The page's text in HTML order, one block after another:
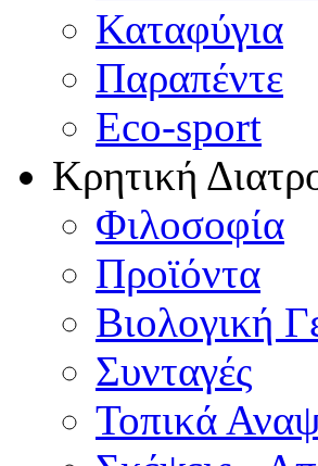
Καταφύγια
Παραπέντε
Eco-sport
Κρητική
Φιλοσοφία
Προϊόντα
Βιολογική
Συνταγές
Τοπικά